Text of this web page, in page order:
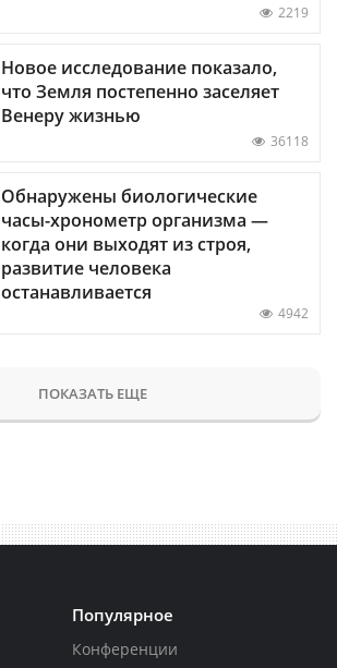
2219
Новое исследование показало,
что Земля постепенно заселяет
Венеру жизнью
36118
Обнаружены биологические
часы-хронометр организма —
когда они выходят из строя,
развитие человека
останавливается
4942
ПОКАЗАТЬ ЕЩЕ
Популярное
Конференции